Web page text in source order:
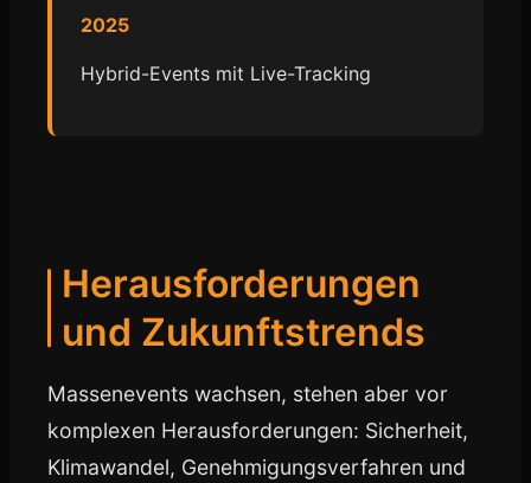
2025
Hybrid-Events mit Live-Tracking
Herausforderungen
und Zukunftstrends
Massenevents wachsen, stehen aber vor
komplexen Herausforderungen: Sicherheit,
Klimawandel, Genehmigungsverfahren und